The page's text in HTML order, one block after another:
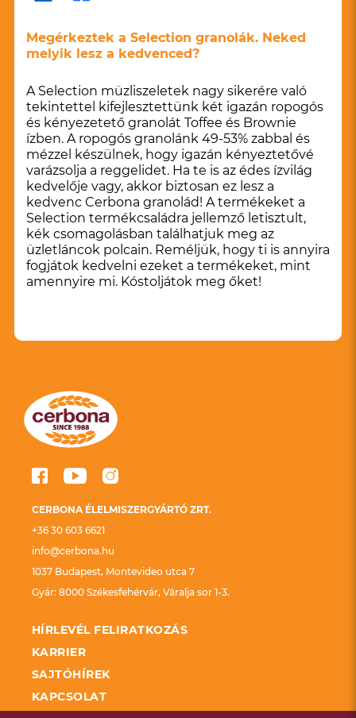
Megérkeztek a Selection granolák. Neked
melyik lesz a kedvenced?
A Selection müzliszeletek nagy sikerére való
tekintettel kifejlesztettünk két igazán ropogós
és kényezetető granolát Toffee és Brownie
ízben. A ropogós granolánk 49-53% zabbal és
mézzel készülnek, hogy igazán kényeztetővé
varázsolja a reggelidet. Ha te is az édes ízvilág
kedvelője vagy, akkor biztosan ez lesz a
kedvenc Cerbona granolád! A termékeket a
Selection termékcsaládra jellemző letisztult,
kék csomagolásban találhatjuk meg az
üzletláncok polcain. Reméljük, hogy ti is annyira
fogjátok kedvelni ezeket a termékeket, mint
amennyire mi. Kóstoljátok meg őket!
CERBONA ÉLELMISZERGYÁRTÓ ZRT.
+36 30 603 6621
info@cerbona.hu
1037 Budapest, Montevideo utca 7
Gyár: 8000 Székesfehérvár, Váralja sor 1-3.
HÍRLEVÉL FELIRATKOZÁS
KARRIER
SAJTÓHÍREK
KAPCSOLAT